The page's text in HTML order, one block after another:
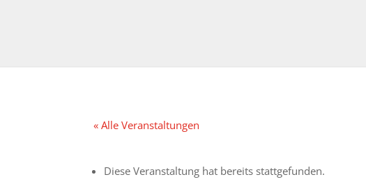
« Alle Veranstaltungen
Diese Veranstaltung hat bereits stattgefunden.